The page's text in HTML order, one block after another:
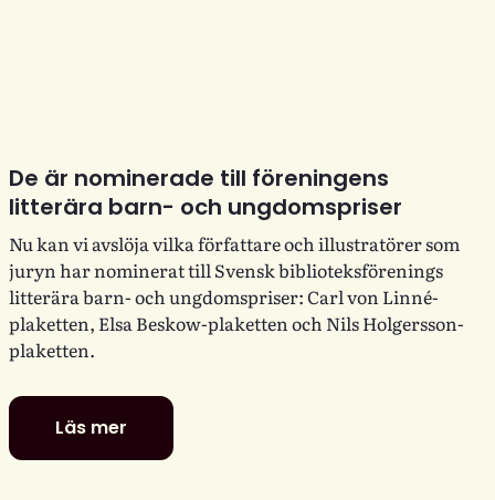
De är nominerade till föreningens
litterära barn- och ungdomspriser
Nu kan vi avslöja vilka författare och illustratörer som
juryn har nominerat till Svensk biblioteksförenings
litterära barn- och ungdomspriser: Carl von Linné-
plaketten, Elsa Beskow-plaketten och Nils Holgersson-
plaketten.
Läs mer
De
är